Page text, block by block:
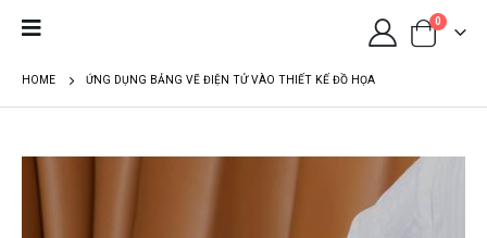
0
HOME ỨNG DỤNG BẢNG VẼ ĐIỆN TỬ VÀO THIẾT KẾ ĐỒ HỌA